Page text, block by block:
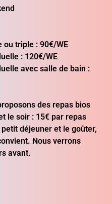
ou triple : 90€/WE
: 120€/WE
avec salle de bain :
des repas bios
le soir : 15€ par repas
déjeuner et le goûter,
Nous verrons
avant.